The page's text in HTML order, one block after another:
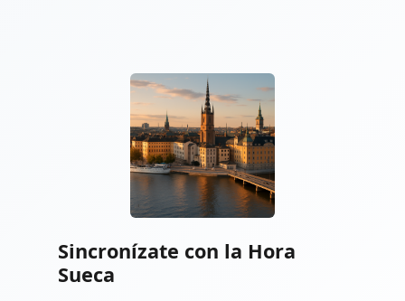
Sincronízate con la Hora
Sueca